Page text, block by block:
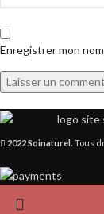
Enregistrer mon
2022 Soinaturel. Tous